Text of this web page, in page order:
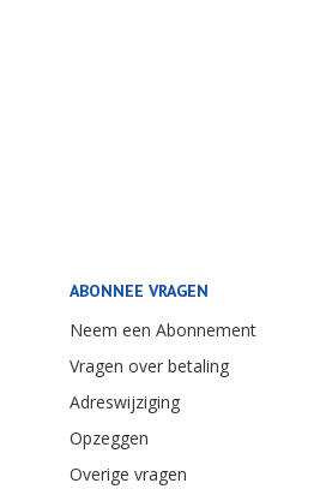
ABONNEE VRAGEN
Neem een Abonnement
Vragen over betaling
Adreswijziging
Opzeggen
Overige vragen